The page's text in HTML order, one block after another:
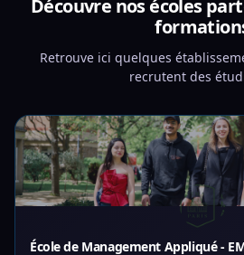
Découvre nos écoles
Retrouve ici quelques
recrutent des
École de Management Appliqué -